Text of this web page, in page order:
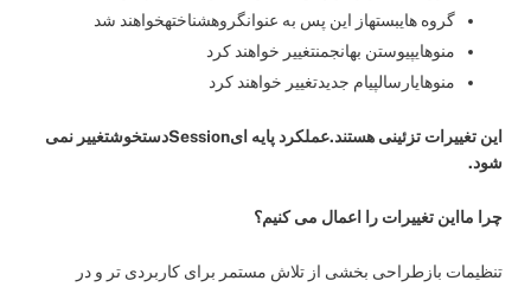
گروه هایبستهاز این پس به عنوانگروهشناختهخواهند شد
منوهایپیوستن بهانجمنتغییر خواهند کرد
منوهایارسالپیام جدیدتغییر خواهند کرد
این تغییرات تزئینی هستند.عملکرد پایه ایSessionدستخوشتغییر نمی
شود.
چرا مااین تغییرات را اعمال می کنیم؟
تنظیمات بازطراحی بخشی از تلاش مستمر برای کاربردی تر و در